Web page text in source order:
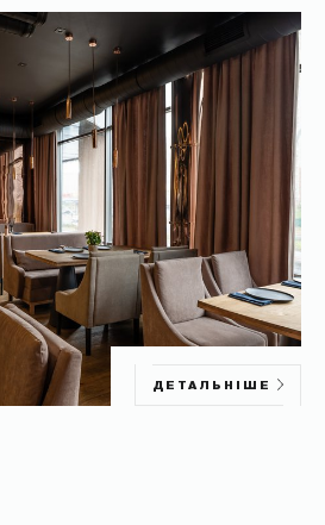
ДЕТАЛЬНІШЕ